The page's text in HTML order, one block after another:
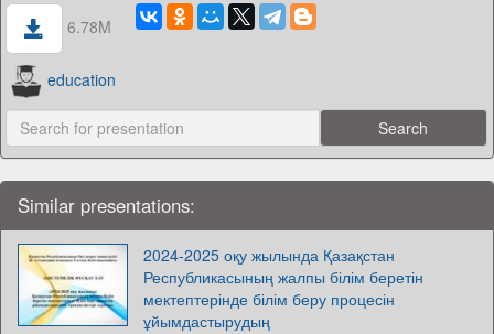
6.78M
education
Similar presentations:
2024-2025 оқу жылында Қазақстан
Республикасының жалпы білім беретін
мектептерінде білім беру процесін
ұйымдастырудың